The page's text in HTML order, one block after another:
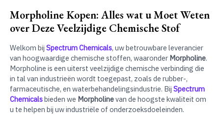
Morpholine Kopen: Alles wat u Moet Weten
over Deze Veelzijdige Chemische Stof
Welkom bij Spectrum Chemicals, uw betrouwbare leverancier
van hoogwaardige chemische stoffen, waaronder Morpholine.
Morpholine is een uiterst veelzijdige chemische verbinding die
in tal van industrieën wordt toegepast, zoals de rubber-,
farmaceutische, en waterbehandelingsindustrie. Bij Spectrum
Chemicalsbieden we Morpholinevan de hoogste kwaliteit om
u te helpen bij uw industriële of onderzoeksdoeleinden.